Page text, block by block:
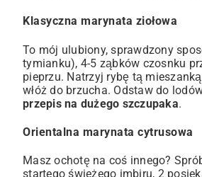
Klasyczna marynata ziołowa
To mój ulubiony, sprawdzony
tymianku), 4-5 ząbków czosnku
pieprzu. Natrzyj rybę tą
włóż do brzucha. Odstaw do
przepis na dużego szczupaka.
Orientalna marynata cytrusowa
Masz ochotę na coś innego?
startego świeżego imbiru, 2